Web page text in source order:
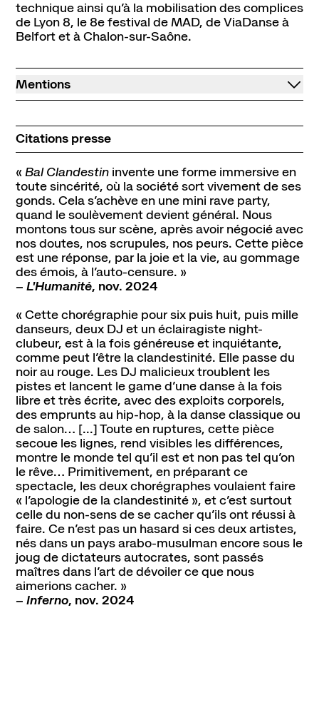
technique ainsi qu’à la mobilisation des complices
de Lyon 8, le 8e festival de MAD, de ViaDanse à
Belfort et à Chalon-sur-Saône.
Mentions
Citations presse
«Bal Clandestininvente une forme immersive en
toute sincérité, où la société sort vivement de ses
gonds. Cela s’achève en une mini rave party,
quand le soulèvement devient général. Nous
montons tous sur scène, après avoir négocié avec
nos doutes, nos scrupules, nos peurs. Cette pièce
est une réponse, par la joie et la vie, au gommage
des émois, à l’auto-censure. »
– L'Humanité, nov. 2024
« Cette chorégraphie pour six puis huit, puis mille
danseurs, deux DJ et un éclairagiste night-
clubeur, est à la fois généreuse et inquiétante,
comme peut l’être la clandestinité. Elle passe du
noir au rouge. Les DJ malicieux troublent les
pistes et lancent le game d’une danse à la fois
libre et très écrite, avec des exploits corporels,
des emprunts au hip-hop, à la danse classique ou
de salon… [...] Toute en ruptures, cette pièce
secoue les lignes, rend visibles les différences,
montre le monde tel qu’il est et non pas tel qu’on
le rêve… Primitivement, en préparant ce
spectacle, les deux chorégraphes voulaient faire
« l’apologie de la clandestinité », et c’est surtout
celle du non-sens de se cacher qu’ils ont réussi à
faire. Ce n’est pas un hasard si ces deux artistes,
nés dans un pays arabo-musulman encore sous le
joug de dictateurs autocrates, sont passés
maîtres dans l’art de dévoiler ce que nous
aimerions cacher. »
– Inferno, nov. 2024